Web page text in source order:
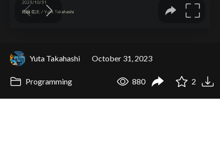
Yuta Takahashi October 31, 2023
Programming 880 2